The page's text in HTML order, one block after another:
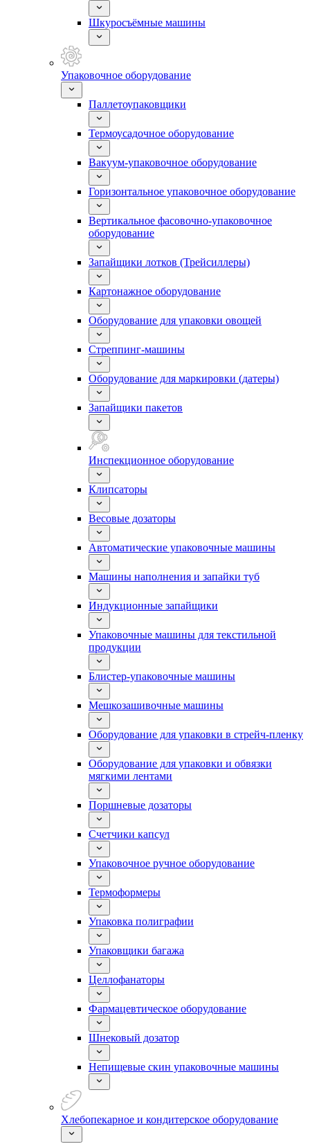
Шкуросъёмные машины
Упаковочное оборудование
Паллетоупаковщики
Термоусадочное оборудование
Вакуум-упаковочное оборудование
Горизонтальное упаковочное оборудование
Вертикальное фасовочно-упаковочное
оборудование
Запайщики лотков (Трейсиллеры)
Картонажное оборудование
Оборудование для упаковки овощей
Стреппинг-машины
Оборудование для маркировки (датеры)
Запайщики пакетов
Инспекционное оборудование
Клипсаторы
Весовые дозаторы
Автоматические упаковочные машины
Машины наполнения и запайки туб
Индукционные запайщики
Упаковочные машины для текстильной
продукции
Блистер-упаковочные машины
Мешкозашивочные машины
Оборудование для упаковки в стрейч-пленку
Оборудование для упаковки и обвязки
мягкими лентами
Поршневые дозаторы
Счетчики капсул
Упаковочное ручное оборудование
Термоформеры
Упаковка полиграфии
Упаковщики багажа
Целлофанаторы
Фармацевтическое оборудование
Шнековый дозатор
Непищевые скин упаковочные машины
Хлебопекарное и кондитерское оборудование